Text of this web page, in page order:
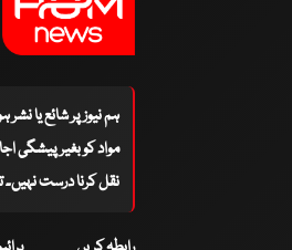
ہم نیوز پر شائع یا
مواد کو بغیر پیشگی
نقل کرنا درست نہیں۔